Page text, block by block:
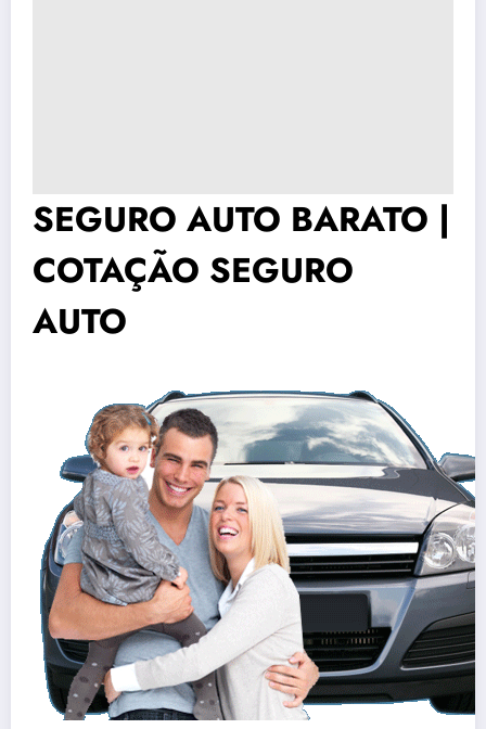
SEGURO AUTO BARATO |
COTAÇÃO SEGURO
AUTO